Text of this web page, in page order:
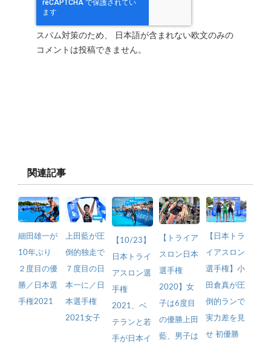
スパム対策のため、 日本語が含まれない欧文のみの
コメントは投稿できません。
関連記事
細田雄一が
10年ぶり
２度目の優
勝／日本選
手権2021
上田藍が圧
倒的独走で
７度目の日
本一に／日
本選手権
2021女子
【10/23】
日本トライ
アスロン選
手権
2021、ベ
テランと若
手が日本イ
【トライア
スロン日本
選手権
2020】女
子は6度目
の優勝上田
藍、男子は
【日本トラ
イアスロン
選手権】小
田倉真が圧
倒的ランで
実力差を見
せ 初優勝